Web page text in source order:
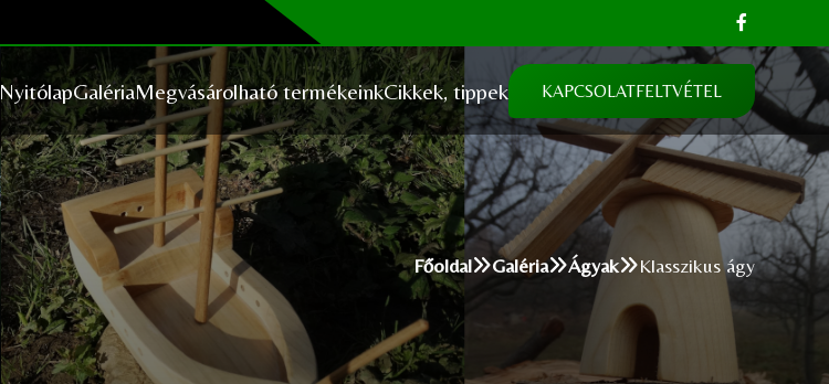
NyitólapGalériaMegvásárolható termékeinkCikkek, tippek KAPCSOLATFELTVÉTEL
Főoldal Galéria Ágyak Klasszikus ágy